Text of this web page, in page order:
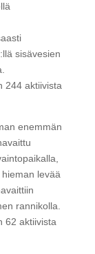
sisävesien
244 aktiivista
enemmän
levää
rannikolla.
62 aktiivista